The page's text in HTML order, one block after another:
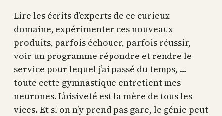
Lire les écrits d’experts de ce curieux
domaine, expérimenter ces nouveaux
produits, parfois échouer, parfois réussir,
voir un programme répondre et rendre le
service pour lequel j’ai passé du temps, …
toute cette gymnastique entretient mes
neurones. L’oisiveté est la mère de tous les
vices. Et si on n’y prend pas gare, le génie peut